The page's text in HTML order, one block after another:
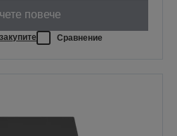
повече
Сравнение